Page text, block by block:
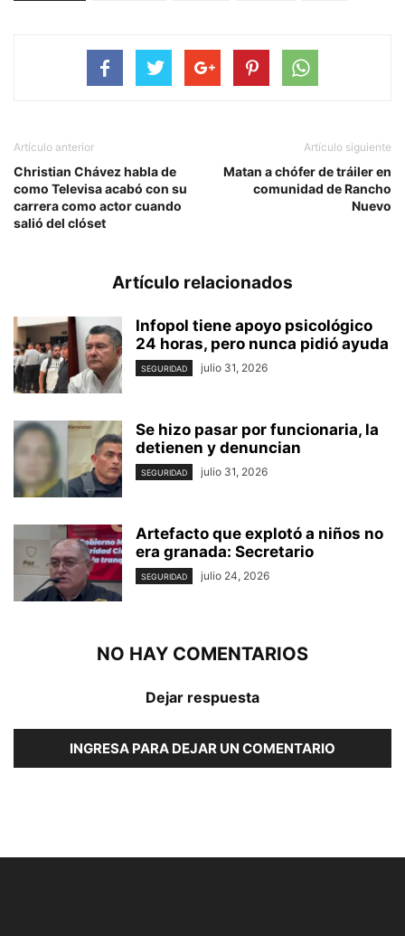
Artículo anterior
Christian Chávez habla de
como Televisa acabó con su
carrera como actor cuando
salió del clóset
Artículo siguiente
Matan a chófer de tráiler en
comunidad de Rancho
Nuevo
Artículo relacionados
Infopol tiene apoyo psicológico
24 horas, pero nunca pidió ayuda
SEGURIDAD julio 31, 2026
Se hizo pasar por funcionaria, la
detienen y denuncian
SEGURIDAD julio 31, 2026
Artefacto que explotó a niños no
era granada: Secretario
SEGURIDAD julio 24, 2026
NO HAY COMENTARIOS
Dejar respuesta
INGRESA PARA DEJAR UN COMENTARIO